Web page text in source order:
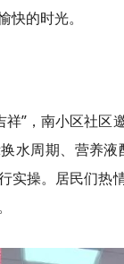
的时光。
祥”，南小区社
水周期、营养
实操。居民们热